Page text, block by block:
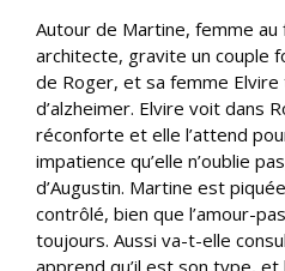
Autour de Martine, femme
architecte, gravite un couple
de Roger, et sa femme Elvire
d’alzheimer. Elvire voit dans
réconforte et elle l’attend
impatience qu’elle n’oublie
d’Augustin. Martine est
contrôlé, bien que l’amour-
toujours. Aussi va-t-elle
apprend qu’il est son type,